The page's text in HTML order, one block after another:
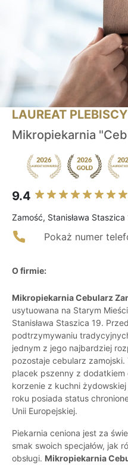
LAUREAT
Mikropiekarnia
9.4
Zamość, Stanisława Staszica
Pokaż numer
O firmie:
Mikropiekarnia Cebularz
usytuowana na Starym
Stanisława Staszica 19.
podtrzymywaniu
jednym z jego najbardziej
pozostaje cebularz
placek pszenny z
korzenie z kuchni
roku posiada status
Unii Europejskiej.
Piekarnia ceniona jest za
smak swoich specjałów, jak
obsługi. Mikropiekarnia